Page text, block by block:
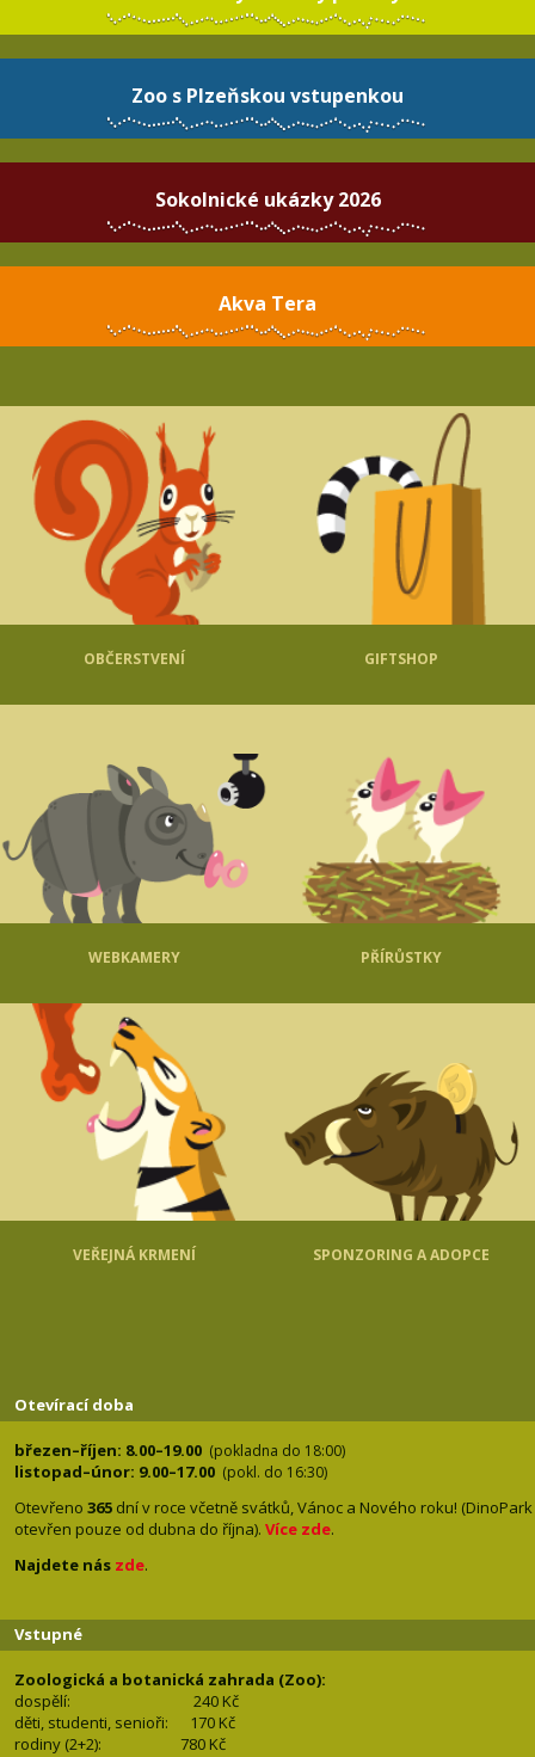
Zoo s Plzeňskou vstupenkou
Sokolnické ukázky 2026
Akva Tera
OBČERSTVENÍ GIFTSHOP
WEBKAMERY PŘÍRŮSTKY
VEŘEJNÁ KRMENÍ SPONZORING A ADOPCE
Otevírací doba
březen–říjen: 8.00–19.00 (pokladna do 18:00)
listopad–únor: 9.00–17.00 (pokl. do 16:30)
Otevřeno 365 dní v roce včetně svátků, Vánoc a Nového roku! (DinoPark
otevřen pouze od dubna do října). Více zde.
Najdete nás zde.
Vstupné
Zoologická a botanická zahrada (Zoo):
dospělí:
240 Kč
děti, studenti, senioři: 170 Kč
rodiny (2+2): 780 Kč